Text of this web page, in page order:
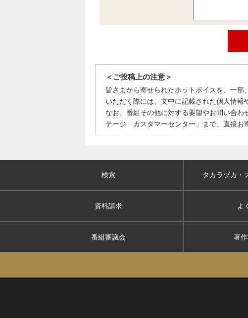
＜ご投稿上の注意＞
皆さまから寄せられたホットボイスを、一
いただく際には、文中に記載された個人情報
なお、番組その他に対する要望やお問い合
テージ カスタマーセンター」まで、直接お
検索 タカラヅカ・
資料請求 よ
番組審議会 著